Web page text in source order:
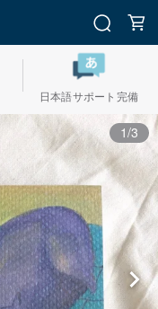
日本語サポート完備
1/3